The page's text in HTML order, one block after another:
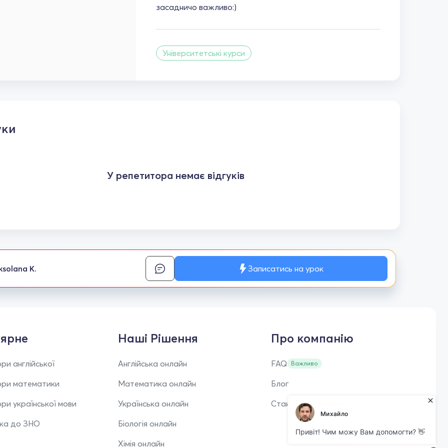
засадничо важливо:)
Університетські курси
У репетитора немає відгуків
K. Записатись на урок
англійської
математики
української мови
до ЗНО
Наші Рішення
Англійська онлайн
Математика онлайн
Українська онлайн
Біологія онлайн
Хімія онлайн
Про компанію
FAQ Важливо
Блог
Стань репетитором